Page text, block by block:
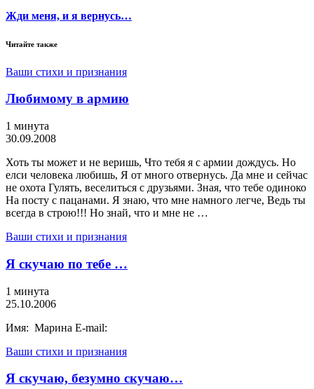
Жди меня, и я вернусь…
Читайте также
Ваши стихи и признания
Любимому в армию
1 минута
30.09.2008
Хоть ты может и не веришь, Что тебя я с армии дождусь. Но
елси человека любишь, Я от много отвернусь. Да мне и сейчас
не охота Гулять, веселиться с друзьями. Зная, что тебе одиноко
На посту с пацанами. Я знаю, что мне намного легче, Ведь ты
всегда в строю!!! Но знай, что и мне не …
Ваши стихи и признания
Я скучаю по тебе …
1 минута
25.10.2006
Имя: Марина E-mail:
Ваши стихи и признания
Я скучаю, безумно скучаю…